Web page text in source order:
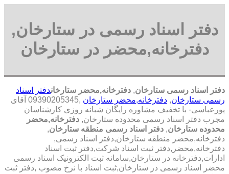
دفتر اسناد رسمی در ستارخان,
دفترخانه,محضر در ستارخان
دفتر اسناد رسمی ستارخان, دفترخانه,محضر ستارخاندفتر اسناد
رسمی ستارخان, دفترخانه,محضر ستارخان
,09390205345 آقای
پورعباسی- با تخفیف مشاوره رايگان شبانه روزی کارشناسان
مجرب دفتر اسناد رسمی محدوده ستارخان, دفترخانه,محضر
محدوده ستارخان, دفتر اسناد رسمی منطقه ستارخان,
دفترخانه,محضر منطقه ستارخان,دفتر اسناد رسمی,
دفترخانه,محضر,دفتر ثبت اسناد شرکت,دفتر ثبت اسناد
ادارات,دفترخانه در ستارخان,سامانه ثبت الکترونیک اسناد رسمی
محضر اسناد رسمی در ستارخان,ثبت اسناد با نرخ مصوب ,دفتر ثبت